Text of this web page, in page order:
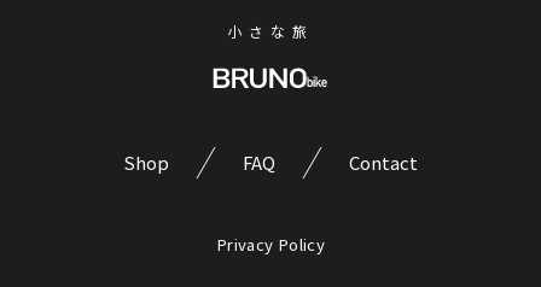
小さな旅
Shop FAQ Contact
Privacy Policy